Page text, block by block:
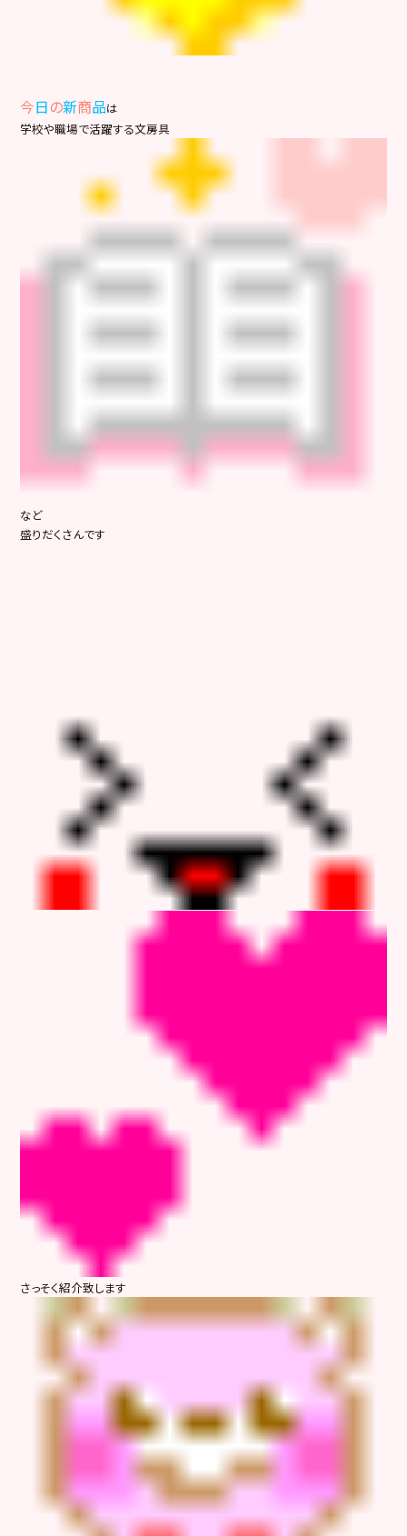
今日の新商品は
学校や職場で活躍する文房具
など
盛りだくさんです
さっそく紹介致します